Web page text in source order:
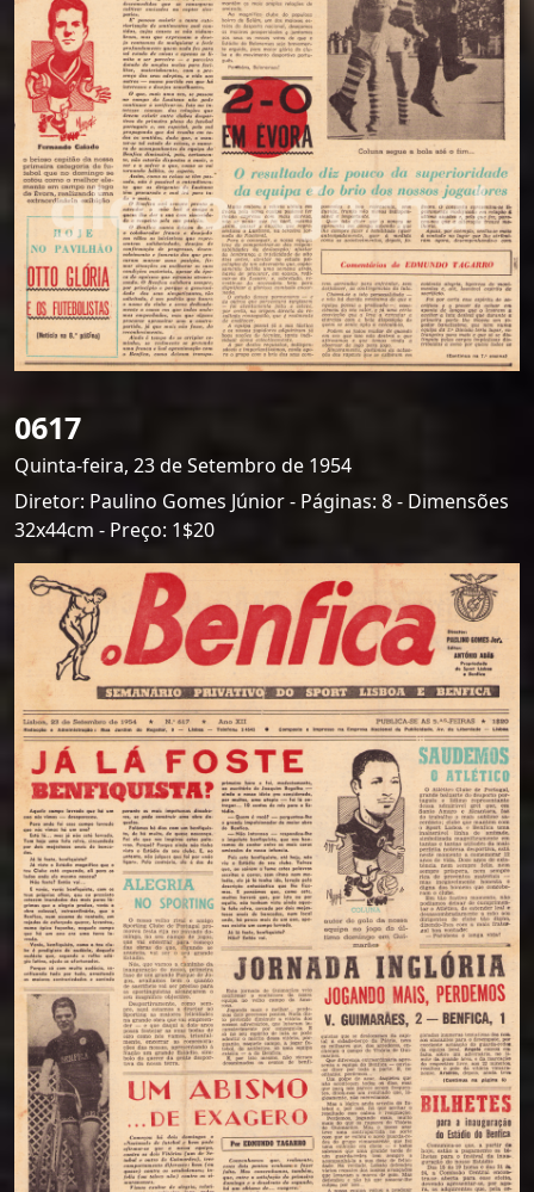
0617
Quinta-feira, 23 de Setembro de 1954
Diretor: Paulino Gomes Júnior - Páginas: 8 - Dimensões
32x44cm - Preço: 1$20